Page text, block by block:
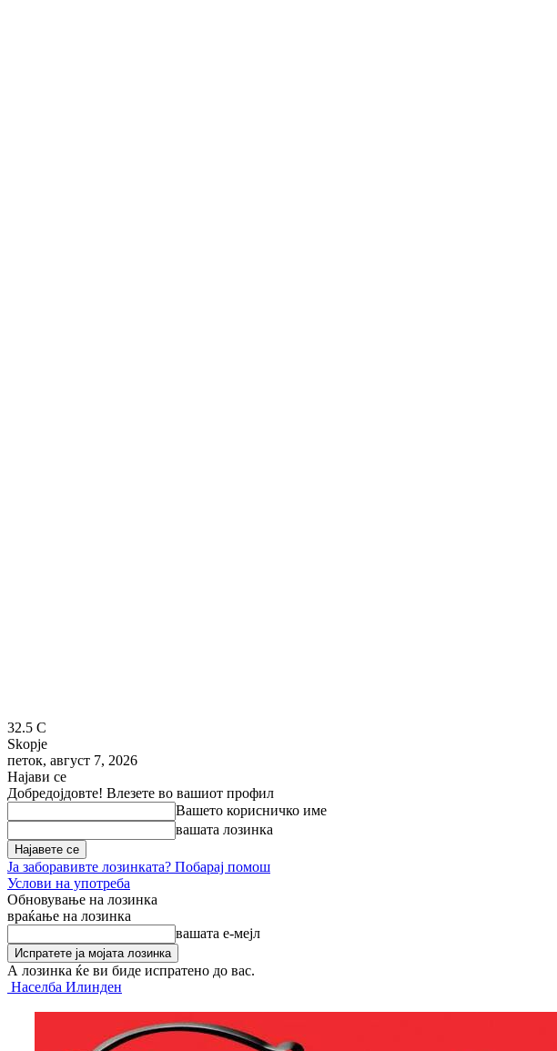
32.5 C
Skopje
петок, август 7, 2026
Најави се
Добредојдовте! Влезете во вашиот профил
Вашето корисничко име
вашата лозинка
Ја заборавивте лозинката? Побарај помош
Услови на употреба
Обновување на лозинка
враќање на лозинка
вашата е-мејл
А лозинка ќе ви биде испратено до вас.
Населба Илинден